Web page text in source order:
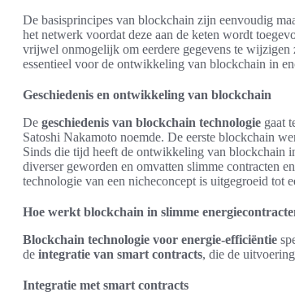
De basisprincipes van blockchain zijn eenvoudig
het netwerk voordat deze aan de keten wordt
vrijwel onmogelijk om eerdere gegevens te wijzigen
essentieel voor de ontwikkeling van blockchain in
Geschiedenis en ontwikkeling van blockchain
De geschiedenis van blockchain technologie gaat
Satoshi Nakamoto noemde. De eerste blockchain
Sinds die tijd heeft de ontwikkeling van blockchain
diverser geworden en omvatten slimme contracten
technologie van een nicheconcept is uitgegroeid tot
Hoe werkt blockchain in slimme
Blockchain technologie voor energie-efficiëntie
de integratie van smart contracts, die de
Integratie met smart contracts